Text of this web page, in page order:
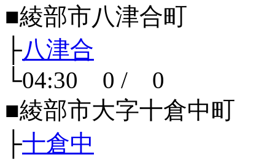
■綾部市八津合町
├八津合
└04:30 0 / 0
■綾部市大字十倉中町
├十倉中